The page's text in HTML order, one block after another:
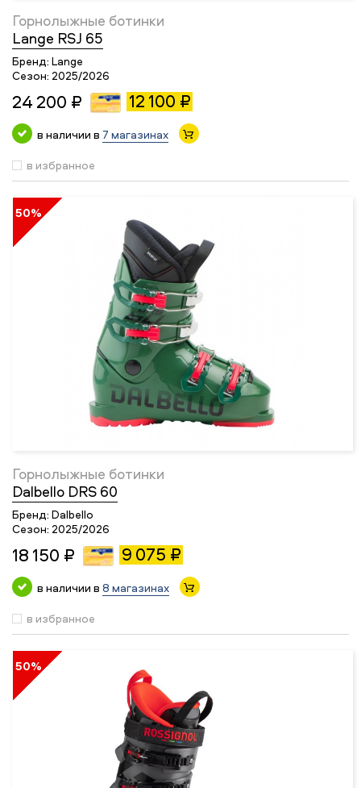
Горнолыжные ботинки
Lange RSJ 65
Бренд: Lange
Сезон: 2025/2026
24 200 ₽ 12 100 ₽
в наличии в 7 магазинах
в избранное
50%
Горнолыжные ботинки
Dalbello DRS 60
Бренд: Dalbello
Сезон: 2025/2026
18 150 ₽ 9 075 ₽
в наличии в 8 магазинах
в избранное
50%